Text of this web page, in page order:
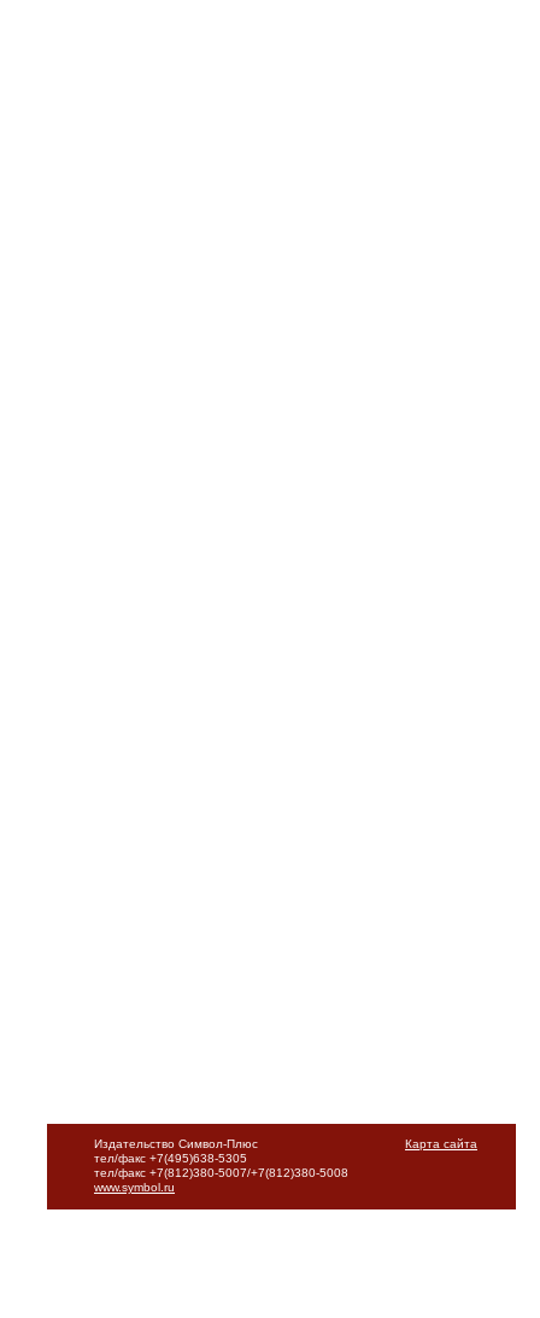
Карта сайта
Издательство Символ-Плюс
тел/факс +7(495)638-5305
тел/факс +7(812)380-5007/+7(812)380-5008
www.symbol.ru